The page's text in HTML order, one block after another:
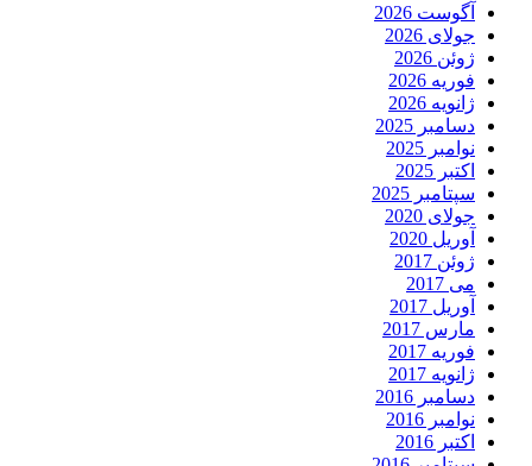
آگوست 2026
جولای 2026
ژوئن 2026
فوریه 2026
ژانویه 2026
دسامبر 2025
نوامبر 2025
اکتبر 2025
سپتامبر 2025
جولای 2020
آوریل 2020
ژوئن 2017
می 2017
آوریل 2017
مارس 2017
فوریه 2017
ژانویه 2017
دسامبر 2016
نوامبر 2016
اکتبر 2016